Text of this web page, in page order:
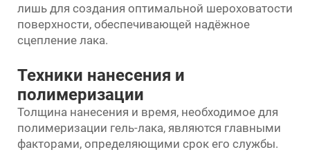
лишь для создания оптимальной шероховатости
поверхности, обеспечивающей надёжное
сцепление лака.
Техники нанесения и
полимеризации
Толщина нанесения и время, необходимое для
полимеризации гель-лака, являются главными
факторами, определяющими срок его службы.